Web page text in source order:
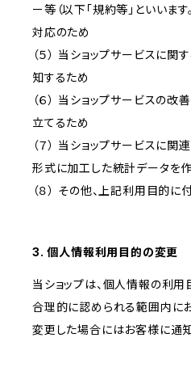
ー等（以下「規約等」といいま
対応のため
（５） 当ショップサービスに
知するため
（６） 当ショップサービスの
立てるため
（７） 当ショップサービスに関
形式に加工した統計データを
（８） その他、上記利用目的
3. 個人情報利用目的の変更
当ショップは、個人情報の利
合理的に認められる範囲内に
変更した場合にはお客様に通